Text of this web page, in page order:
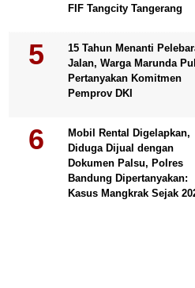
FIF Tangcity Tangerang
15 Tahun Menanti
Jalan, Warga Marunda
Pertanyakan Komitmen
Pemprov DKI
Mobil Rental Digelapkan,
Diduga Dijual dengan
Dokumen Palsu, Polres
Bandung Dipertanyakan:
Kasus Mangkrak Sejak